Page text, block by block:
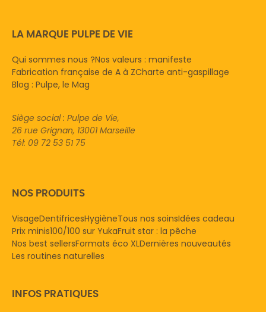
LA MARQUE PULPE DE VIE
Qui sommes nous ?Nos valeurs : manifeste
Fabrication française de A à ZCharte anti-gaspillage
Blog : Pulpe, le Mag
Siège social : Pulpe de Vie,
26 rue Grignan, 13001 Marseille
Tél: 09 72 53 51 75
NOS PRODUITS
VisageDentifricesHygièneTous nos soinsIdées cadeau
Prix minis100/100 sur YukaFruit star : la pêche
Nos best sellersFormats éco XLDernières nouveautés
Les routines naturelles
INFOS PRATIQUES